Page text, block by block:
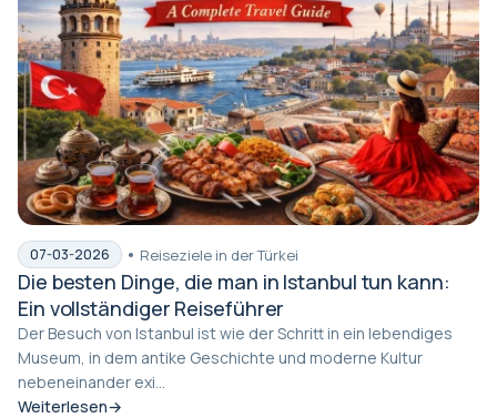
07-03-2026 Reiseziele in der Türkei
Die besten Dinge, die man in Istanbul tun kann:
Ein vollständiger Reiseführer
Der Besuch von Istanbul ist wie der Schritt in ein lebendiges
Museum, in dem antike Geschichte und moderne Kultur
nebeneinander exi...
Weiterlesen